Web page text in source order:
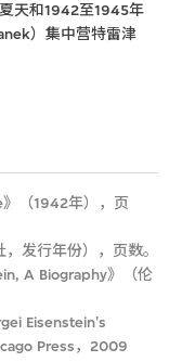
天和1942至1945年
）集中营特雷津
（1942年），页
发行年份），页数。
A Biography》（伦
Eisenstein's
Press，2009